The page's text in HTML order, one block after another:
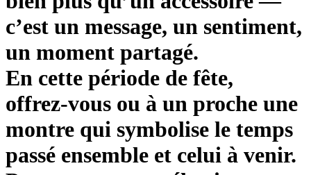
c’est un message, un sentiment,
un moment partagé.
En cette période de fête,
offrez‑vous ou à un proche une
montre qui symbolise le temps
passé ensemble et celui à venir.